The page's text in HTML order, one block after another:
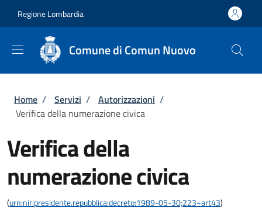
Regione Lombardia
Comune di Comun Nuovo
Briciole di pane
Home / Servizi / Autorizzazioni /
Verifica della numerazione civica
Verifica della
numerazione civica
(urn:nir:presidente.repubblica:decreto:1989-05-30;223~art43)